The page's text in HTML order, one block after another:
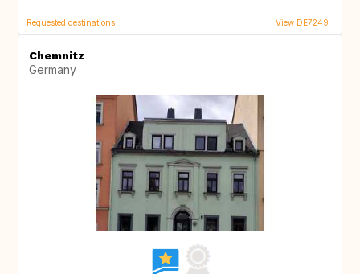
Requested destinations View DE7249
Chemnitz
Germany